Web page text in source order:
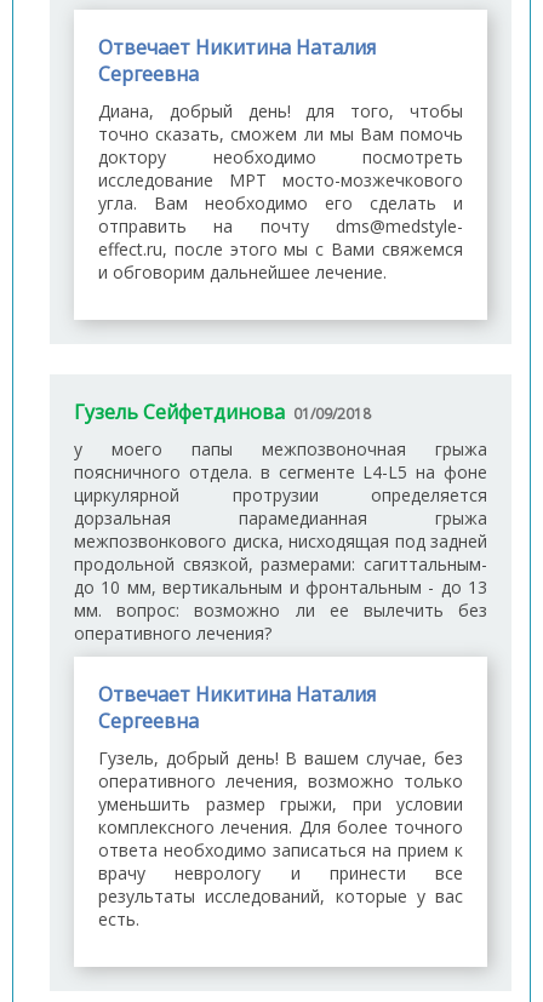
Отвечает Никитина Наталия
Сергеевна
Диана, добрый день! для того, чтобы
точно сказать, сможем ли мы Вам помочь
доктору необходимо посмотреть
исследование МРТ мосто-мозжечкового
угла. Вам необходимо его сделать и
отправить на почту dms@medstyle-
effect.ru, после этого мы с Вами свяжемся
и обговорим дальнейшее лечение.
Гузель Сейфетдинова 01/09/2018
у моего папы межпозвоночная грыжа
поясничного отдела. в сегменте L4-L5 на фоне
циркулярной протрузии определяется
дорзальная парамедианная грыжа
межпозвонкового диска, нисходящая под задней
продольной связкой, размерами: сагиттальным-
до 10 мм, вертикальным и фронтальным - до 13
мм. вопрос: возможно ли ее вылечить без
оперативного лечения?
Отвечает Никитина Наталия
Сергеевна
Гузель, добрый день! В вашем случае, без
оперативного лечения, возможно только
уменьшить размер грыжи, при условии
комплексного лечения. Для более точного
ответа необходимо записаться на прием к
врачу неврологу и принести все
результаты исследований, которые у вас
есть.